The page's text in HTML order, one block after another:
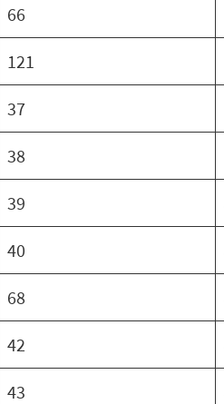
66
121
37
38
39
40
68
42
43